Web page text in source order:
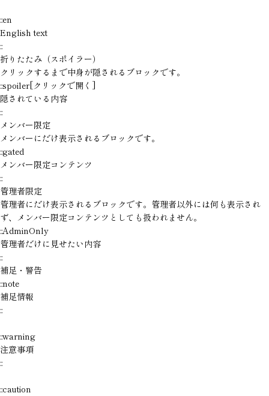
::en
English text
::
折りたたみ（スポイラー）
クリックするまで中身が隠されるブロックです。
::spoiler[クリックで開く]
隠されている内容
::
メンバー限定
メンバーにだけ表示されるブロックです。
::gated
メンバー限定コンテンツ
::
管理者限定
管理者にだけ表示されるブロックです。管理者以外には何も表示され
ず、メンバー限定コンテンツとしても扱われません。
::AdminOnly
管理者だけに見せたい内容
::
補足・警告
::note
補足情報
::
::warning
注意事項
::
::caution